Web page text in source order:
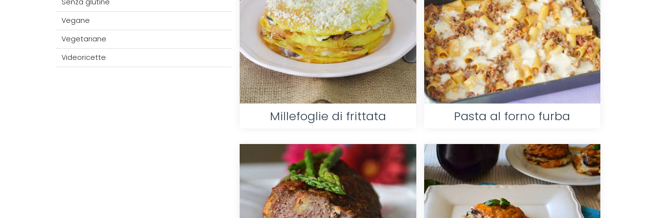
Senza glutine
Vegane
Vegetariane
Videoricette
Millefoglie di frittata Pasta al forno furba